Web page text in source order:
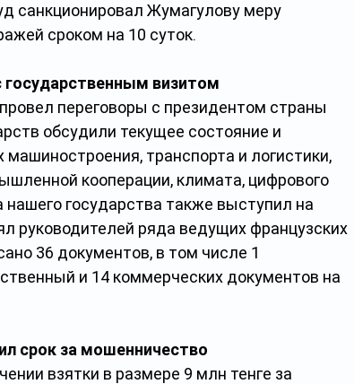
санкционировал Жумагулову меру
сроком на 10 суток.
визитом
провел переговоры с президентом страны
обсудили текущее состояние и
транспорта и логистики,
кооперации, климата, цифрового
нашего государства также выступил на
руководителей ряда ведущих французских
36 документов, в том числе 1
и 14 коммерческих документов на
срок за мошенничество
взятки в размере 9 млн тенге за